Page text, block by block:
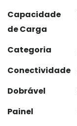
Capacidade
de Carga
Categoria
Conectividade
Dobrável
Painel